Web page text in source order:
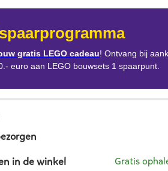
gratis LEGO cadeau! Ontvang bij
euro aan LEGO bouwsets 1 spaarpunt.
in de winkel
Gratis